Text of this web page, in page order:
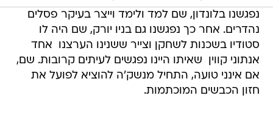
נפגשנו בלונדון, שם למד ולימד וייצר בעיקר פסלים
נהדרים. אחר כך נפגשנו גם בניו יורק, שם היה לו
סטודיו בשכנות לשחקן וצייר ששנינו הערצנו  אחד
אנתוני קווין  שאיתו היינו נפגשים לעיתים קרובות. שם,
אם אינני טועה, התחיל מנשק'ה להוציא לפועל את
חזון הכבשים המוכתמות.